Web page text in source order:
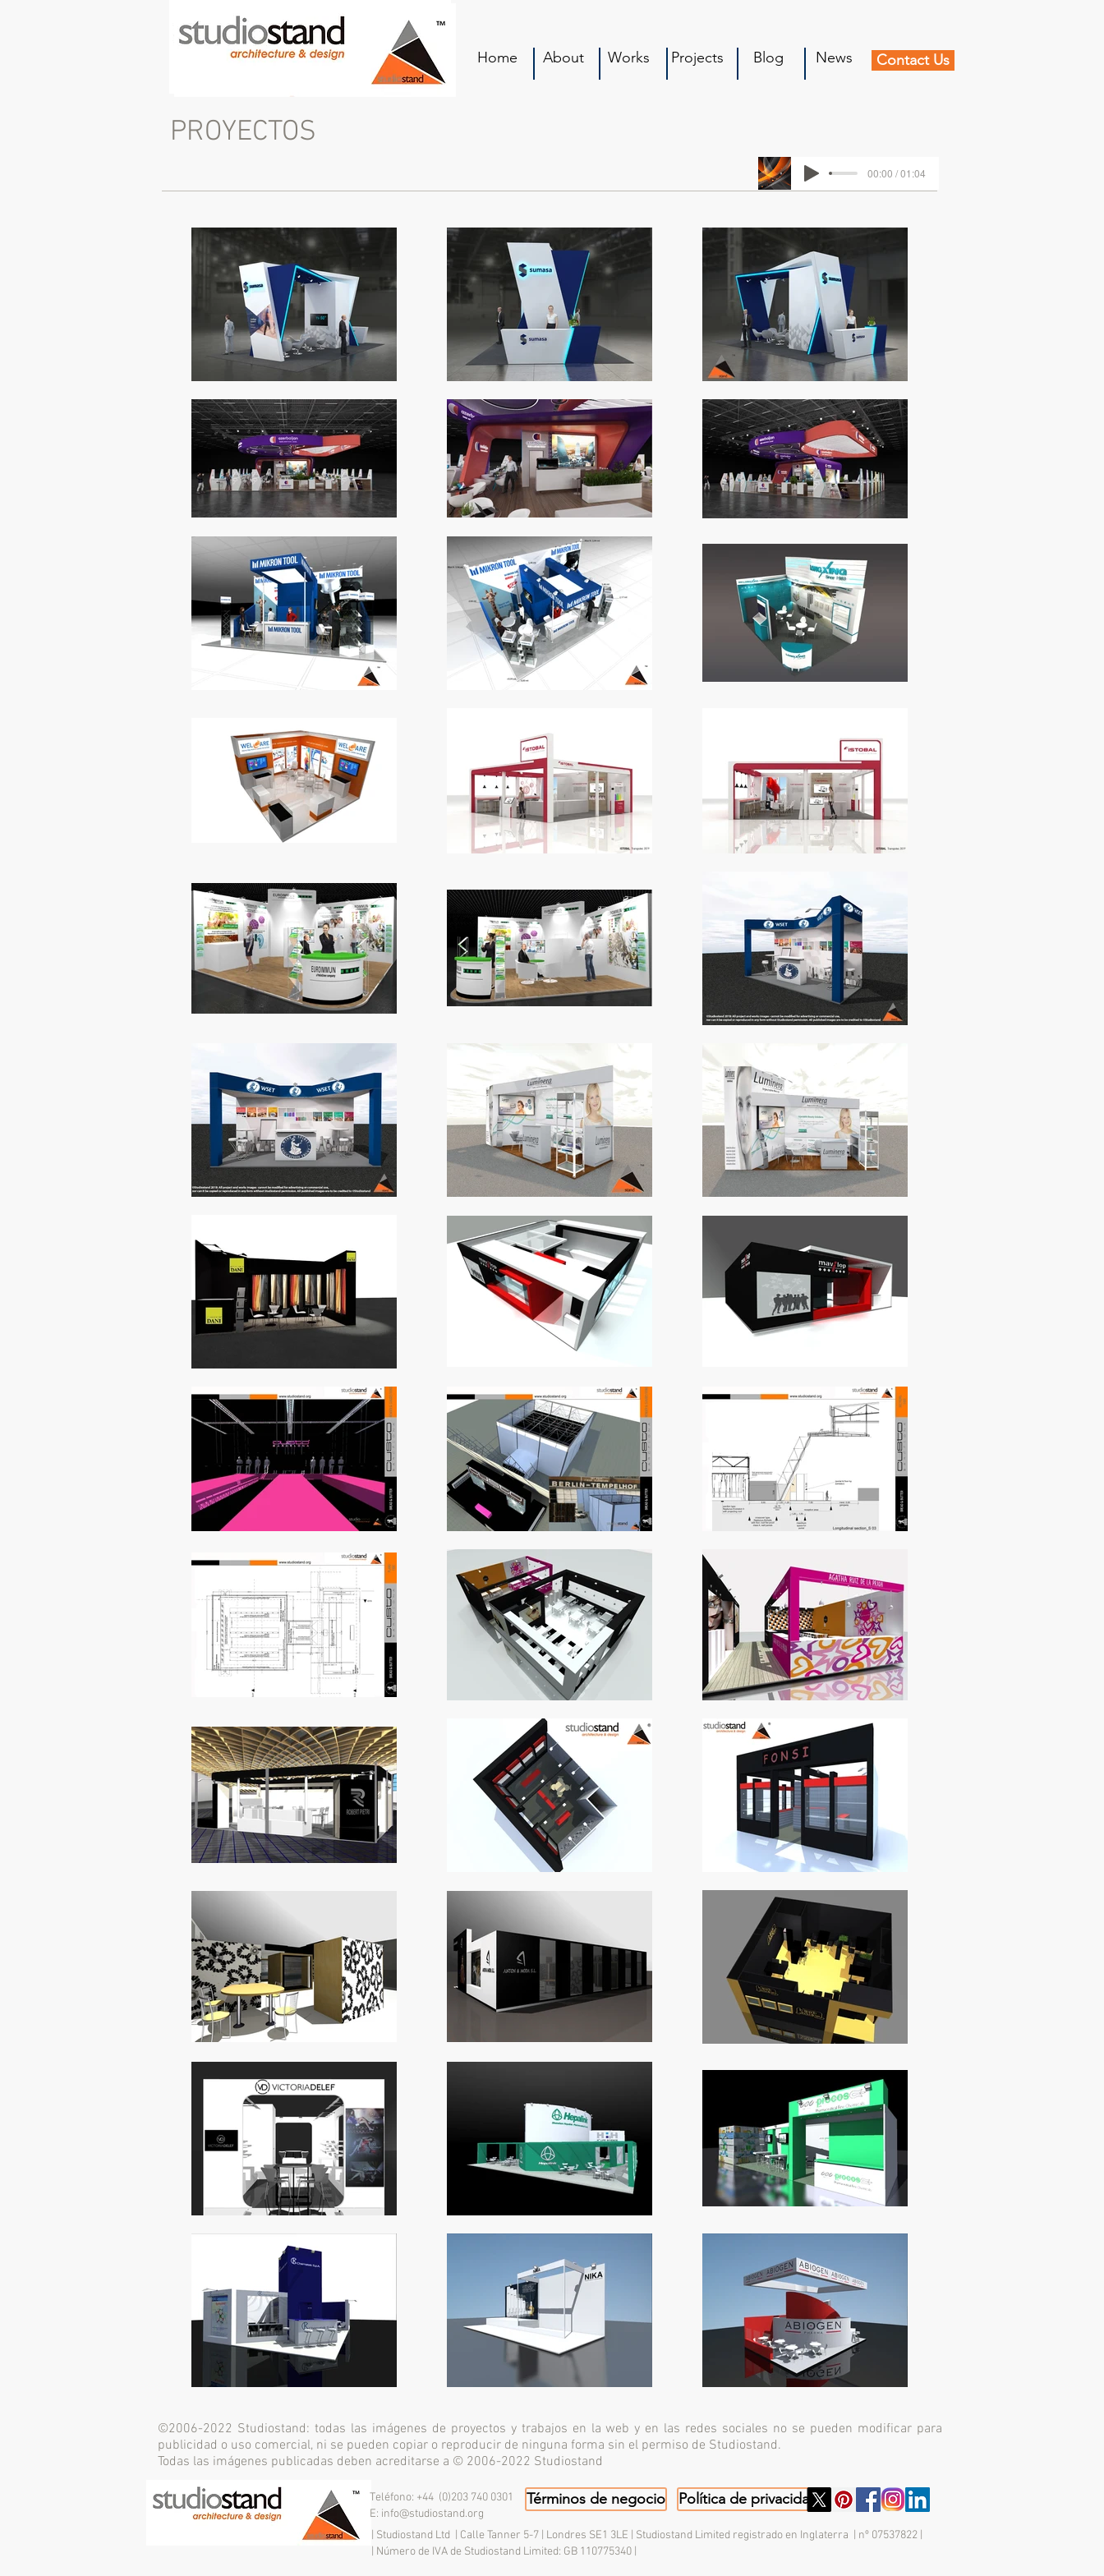
Home About Works Projects Blog News Contact Us
PROYECTOS
00:00 / 01:04
©2006-2022 Studiostand: todas las imágenes de proyectos y trabajos en la web y en las redes sociales no se pueden modificar para
publicidad o uso comercial, ni se pueden copiar o reproducir de ninguna forma sin el permiso de Studiostand.
Todas las imágenes publicadas deben acreditarse a © 2006-2022 Studiostand
Teléfono: +44 (0)203 740 0301
E: info@studiostand.org
Términos de negocio Política de privacidad
| Studiostand Ltd | Calle Tanner 5-7 | Londres SE1 3LE | Studiostand Limited registrado en Inglaterra | nº 07537822 |
| Número de IVA de Studiostand Limited: GB 110775340 |